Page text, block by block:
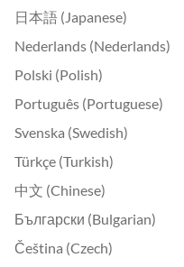
日本語 (Japanese)
Nederlands (Nederlands)
Polski (Polish)
Português (Portuguese)
Svenska (Swedish)
Türkçe (Turkish)
中文 (Chinese)
Български (Bulgarian)
Čeština (Czech)